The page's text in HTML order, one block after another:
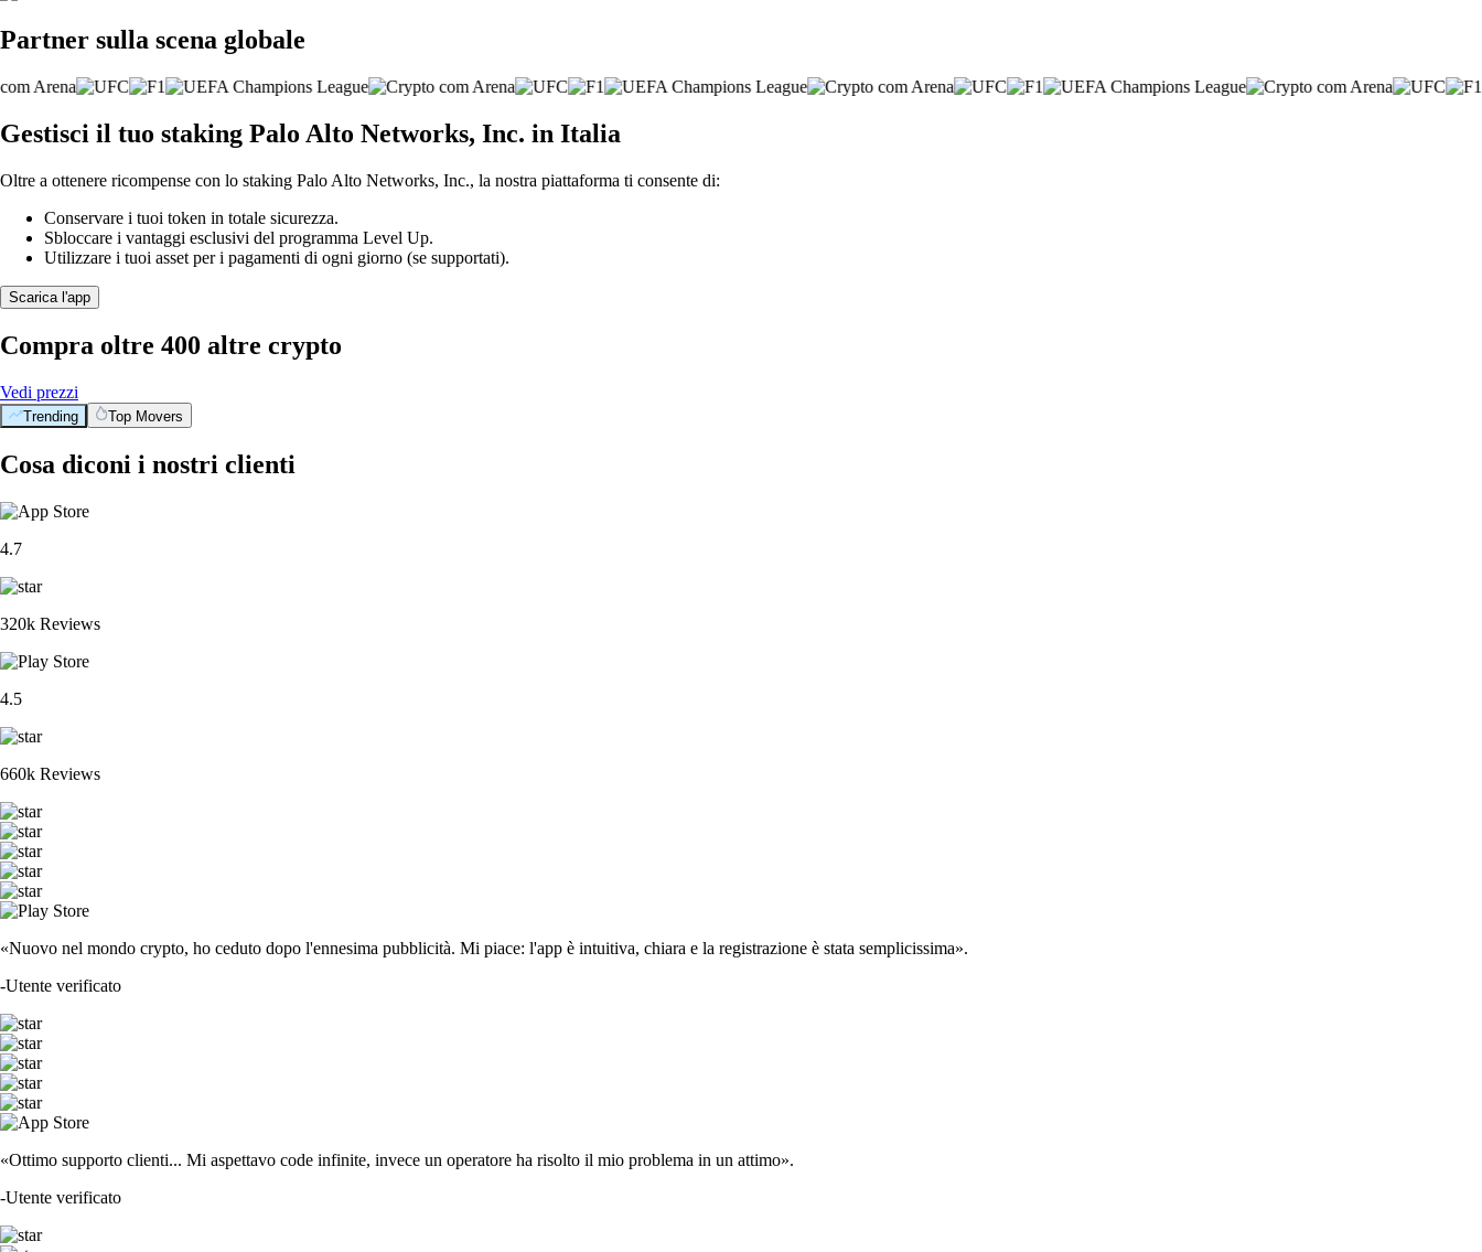
Partner sulla scena globale
Gestisci il tuo staking Palo Alto Networks, Inc. in Italia
Oltre a ottenere ricompense con lo staking Palo Alto Networks, Inc., la nostra piattaforma ti consente di:
Conservare i tuoi token in totale sicurezza.
Sbloccare i vantaggi esclusivi del programma Level Up.
Utilizzare i tuoi asset per i pagamenti di ogni giorno (se supportati).
Scarica l'app
Compra oltre 400 altre crypto
Vedi prezzi
Trending Top Movers
Cosa diconi i nostri clienti
4.7
320k Reviews
4.5
660k Reviews
«Nuovo nel mondo crypto, ho ceduto dopo l'ennesima pubblicità. Mi piace: l'app è intuitiva, chiara e la registrazione è stata semplicissima».
-Utente verificato
«Ottimo supporto clienti... Mi aspettavo code infinite, invece un operatore ha risolto il mio problema in un attimo».
-Utente verificato